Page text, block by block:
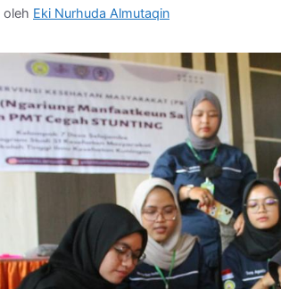
oleh Eki Nurhuda Almutaqin